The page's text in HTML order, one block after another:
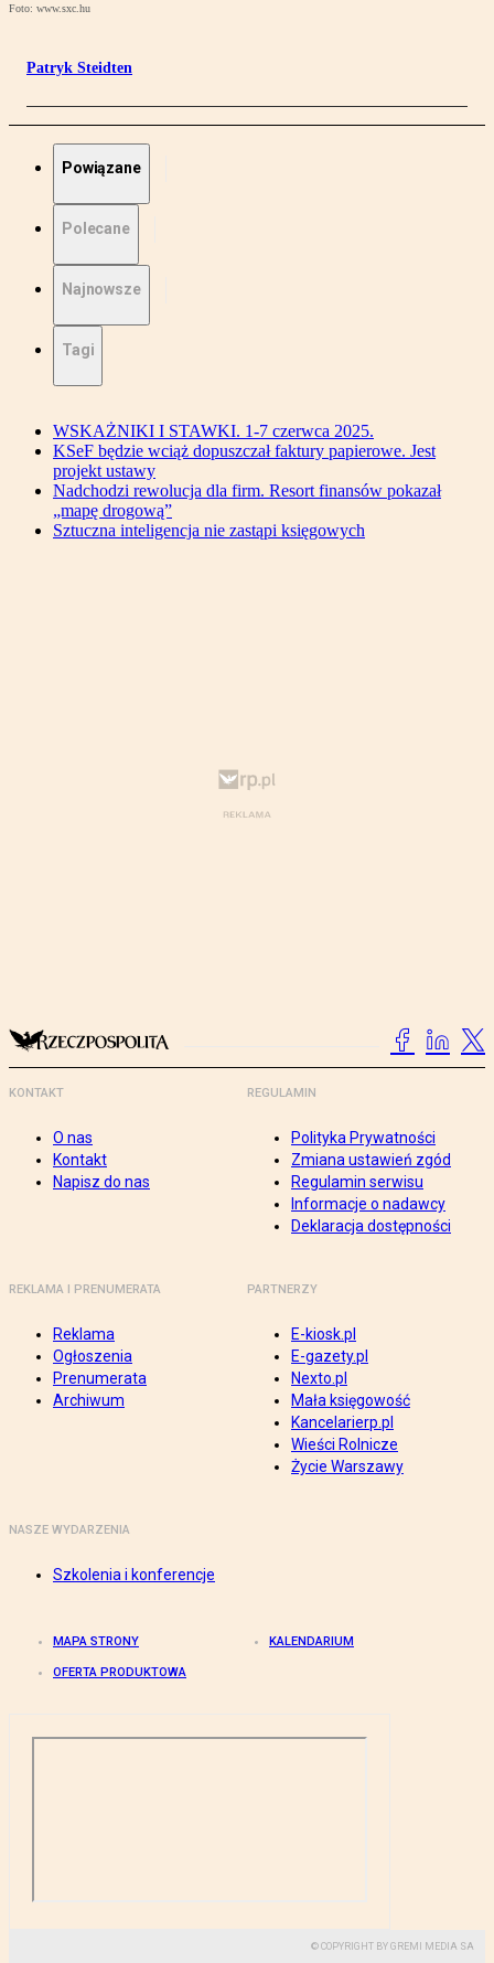
Foto: www.sxc.hu
Patryk Steidten
Powiązane
Polecane
Najnowsze
Tagi
WSKAŻNIKI I STAWKI. 1-7 czerwca 2025.
KSeF będzie wciąż dopuszczał faktury papierowe. Jest
projekt ustawy
Nadchodzi rewolucja dla firm. Resort finansów pokazał
„mapę drogową”
Sztuczna inteligencja nie zastąpi księgowych
KONTAKT
O nas
Kontakt
Napisz do nas
REGULAMIN
Polityka Prywatności
Zmiana ustawień zgód
Regulamin serwisu
Informacje o nadawcy
Deklaracja dostępności
REKLAMA I PRENUMERATA
Reklama
Ogłoszenia
Prenumerata
Archiwum
PARTNERZY
E-kiosk.pl
E-gazety.pl
Nexto.pl
Mała księgowość
Kancelarierp.pl
Wieści Rolnicze
Życie Warszawy
NASZE WYDARZENIA
Szkolenia i konferencje
MAPA STRONY KALENDARIUM
OFERTA PRODUKTOWA
© COPYRIGHT BY GREMI MEDIA SA